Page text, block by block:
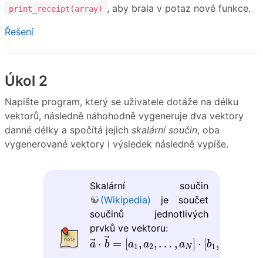
print_receipt(array)
, aby brala v potaz nové funkce.
Řešení
Úkol 2
Napište program, který se uživatele dotáže na délku
vektorů, následně náhohodně vygeneruje dva vektory
danné délky a spočítá jejich skalární součin, oba
vygenerované vektory i výsledek následně vypíše.
Skalární součin
(Wikipedia) je součet
součinů jednotlivých
prvků ve vektoru:
→
a ⋅ →
b = [a1, a2, … , aN] ⋅ [b1,
a→⋅b → =[a1,a2 N ⋅